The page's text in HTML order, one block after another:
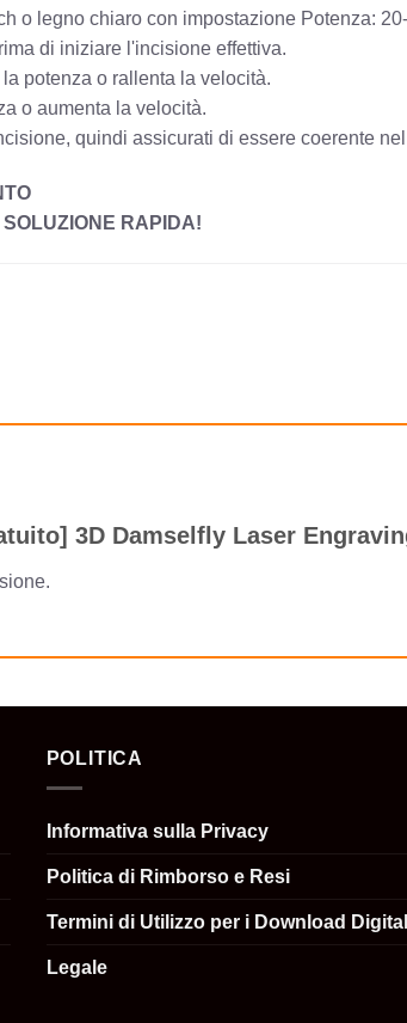
o legno chiaro con impostazione Potenza:
di iniziare l'incisione effettiva.
potenza o rallenta la velocità.
o aumenta la velocità.
quindi assicurati di essere coerente
RAPIDA!
3D Damselfly Laser
POLITICA
Informativa sulla Privacy
Politica di Rimborso e Resi
Termini di Utilizzo per i Download
Legale